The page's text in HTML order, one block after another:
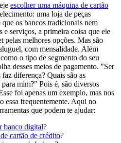
escolher uma máquina de cartão
uma loja de peças
os bancos tradicionais nem
e serviços, a primeira coisa que ele
pelas melhores opções. Mas são
com mensalidade. Além
o tipo de segmento do seu
desses meios de pagamento. "Ser
diferença? Quais são as
mim?" Pois é, são diversos
foi apenas um exemplo, mas nos
essa frequentemente. Aqui no
que podem te ajudar:
banco digital?
cartão de crédito?